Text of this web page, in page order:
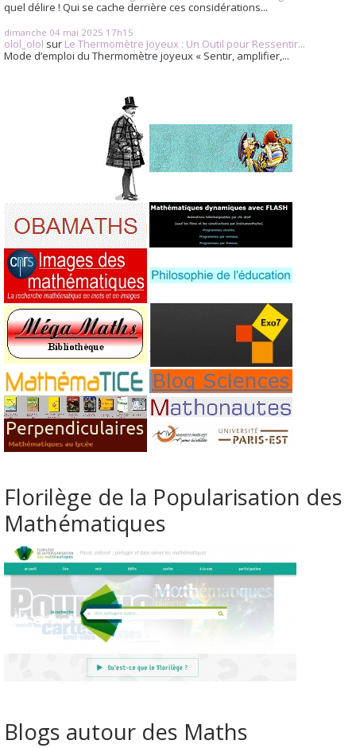
quel délire ! Qui se cache derrière ces considérations...
dimanche 04 mai 2025 17h15
olol_olol sur Le Thermomètre Joyeux : Un Outil pour Ressentir...
Mode d’emploi du Thermomètre joyeux « Sentir, amplifier,...
Florilège de la Popularisation des
Mathématiques
Blogs autour des Maths